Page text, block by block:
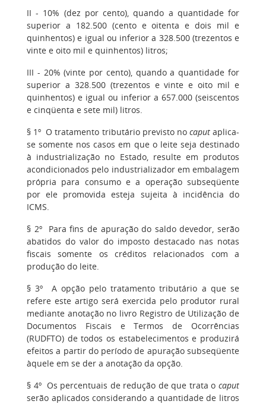
II - 10% (dez por cento), quando a quantidade for
superior a 182.500 (cento e oitenta e dois mil e
quinhentos) e igual ou inferior a 328.500 (trezentos e
vinte e oito mil e quinhentos) litros;
III - 20% (vinte por cento), quando a quantidade for
superior a 328.500 (trezentos e vinte e oito mil e
quinhentos) e igual ou inferior a 657.000 (seiscentos
e cinqüenta e sete mil) litros.
§ 1º O tratamento tributário previsto no caputaplica-
se somente nos casos em que o leite seja destinado
à industrialização no Estado, resulte em produtos
acondicionados pelo industrializador em embalagem
própria para consumo e a operação subseqüente
por ele promovida esteja sujeita à incidência do
ICMS.
§ 2º Para fins de apuração do saldo devedor, serão
abatidos do valor do imposto destacado nas notas
fiscais somente os créditos relacionados com a
produção do leite.
§ 3º A opção pelo tratamento tributário a que se
refere este artigo será exercida pelo produtor rural
mediante anotação no livro Registro de Utilização de
Documentos Fiscais e Termos de Ocorrências
(RUDFTO) de todos os estabelecimentos e produzirá
efeitos a partir do período de apuração subseqüente
àquele em se der a anotação da opção.
§ 4º Os percentuais de redução de que trata o caput
serão aplicados considerando a quantidade de litros